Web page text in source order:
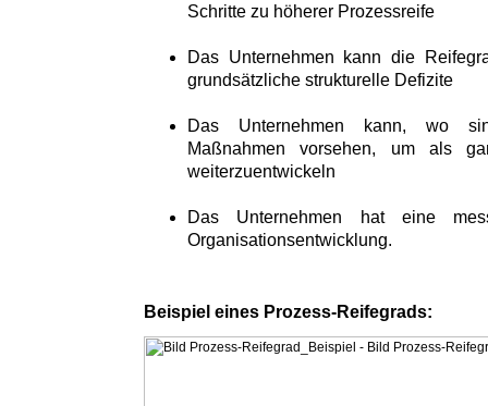
Schritte zu höherer Prozessreife
Das Unternehmen kann die
grundsätzliche strukturelle Defizite
Das Unternehmen kann, wo
Maßnahmen vorsehen, um als
weiterzuentwickeln
Das Unternehmen hat eine
Organisationsentwicklung.
Beispiel eines Prozess-Reifegrads: